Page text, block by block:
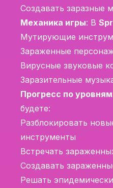
Создавать заразные
Механика игры: В
Мутирующие
Зараженные
Вирусные звуковые
Заразительные
Прогресс по уровням
будете:
Разблокировать
инструменты
Встречать
Создавать
Решать